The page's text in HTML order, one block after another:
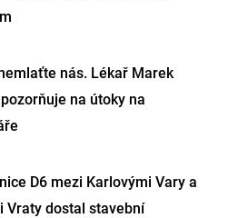
nás. Lékař Marek
na útoky na
D6 mezi Karlovými Vary a
Vraty dostal stavební